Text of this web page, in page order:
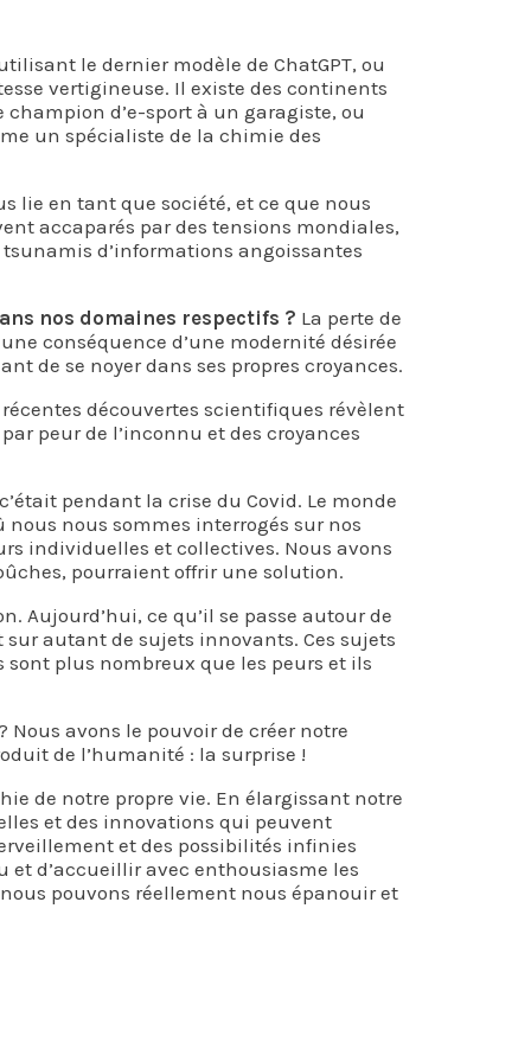
le dernier modèle de ChatGPT, ou
vertigineuse. Il existe des continents
d’e-sport à un garagiste, ou
un spécialiste de la chimie des
lie en tant que société, et ce que nous
accaparés par des tensions mondiales,
d’informations angoissantes
nos domaines respectifs ? La perte de
conséquence d’une modernité désirée
de se noyer dans ses propres croyances.
découvertes scientifiques révèlent
peur de l’inconnu et des croyances
pendant la crise du Covid. Le monde
nous sommes interrogés sur nos
individuelles et collectives. Nous avons
pourraient offrir une solution.
Aujourd’hui, ce qu’il se passe autour de
autant de sujets innovants. Ces sujets
sont plus nombreux que les peurs et ils
Nous avons le pouvoir de créer notre
de l’humanité : la surprise !
de notre propre vie. En élargissant notre
et des innovations qui peuvent
et des possibilités infinies
et d’accueillir avec enthousiasme les
pouvons réellement nous épanouir et